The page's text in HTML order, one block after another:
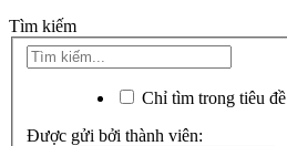
Tìm kiếm
Chỉ tìm trong tiêu đề
Được gửi bởi thành viên: